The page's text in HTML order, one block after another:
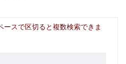
ースで区切ると複数検索できま